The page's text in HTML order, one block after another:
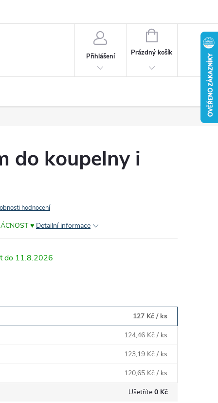
Přihlášení
NÁKUPNÍ
KOŠÍK
Prázdný košík
do koupelny i
hodnocení
♥ Detailní informace
11.8.2026
127 Kč / ks
124,46 Kč / ks
123,19 Kč / ks
120,65 Kč / ks
Ušetříte 0 Kč